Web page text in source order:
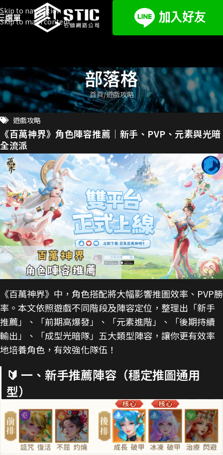
Skip to navigation
Skip to main content
選單
部落格
首頁 遊戲攻略
遊戲攻略
《百萬神界》角色陣容推薦｜新手、PVP、元素與光暗
全流派
《百萬神界》中，角色搭配將大幅影響推圖效率、PVP勝
率。本文依照遊戲不同階段及陣容定位，整理出「新手
推薦」、「前期高爆發」、「元素進階」、「後期持續
輸出」、「成型光暗隊」五大類型陣容，讓你更有效率
地培養角色，有效強化隊伍！
🔰 一、新手推薦陣容（穩定推圖通用
型）